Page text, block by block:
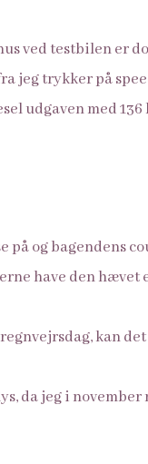
ved testbilen er
jeg trykker på
udgaven med 136
på og bagendens
have den hævet
kan det
da jeg i november